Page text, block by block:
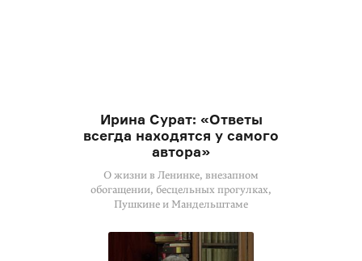
Ирина Сурат: «Ответы
всегда находятся у самого
автора»
О жизни в Ленинке, внезапном
обогащении, бесцельных прогулках,
Пушкине и Мандельштаме